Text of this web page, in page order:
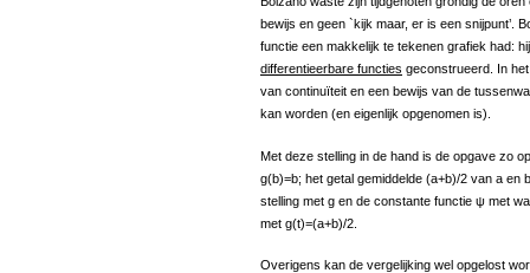
bewijs en geen `kijk maar, er is een snijpunt’.
functie een makkelijk te tekenen grafiek had:
differentieerbare functies geconstrueerd. In
van continuïteit en een bewijs van de
kan worden (en eigenlijk opgenomen is).
Met deze stelling in de hand is de opgave zo
g(b)=b; het getal gemiddelde (a+b)/2 van a en
stelling met g en de constante functie ψ met
met g(t)=(a+b)/2.
Overigens kan de vergelijking wel opgelost